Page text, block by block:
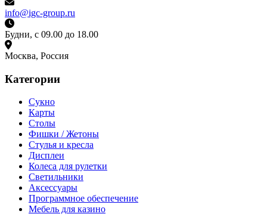
info@igc-group.ru
Будни, с 09.00 до 18.00
Москва, Россия
Категории
Сукно
Карты
Столы
Фишки / Жетоны
Стулья и кресла
Дисплеи
Колеса для рулетки
Светильники
Аксессуары
Программное обеспечение
Мебель для казино